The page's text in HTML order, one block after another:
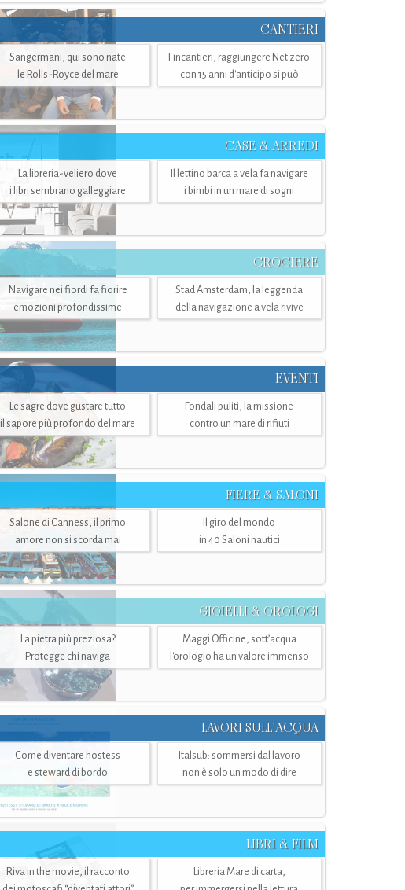
CANTIERI
Sangermani, qui sono nate
le Rolls-Royce del mare
Fincantieri, raggiungere Net zero
con 15 anni d'anticipo si può
CASE & ARREDI
La libreria-veliero dove
i libri sembrano galleggiare
Il lettino barca a vela fa navigare
i bimbi in un mare di sogni
CROCIERE
Navigare nei fiordi fa fiorire
emozioni profondissime
Stad Amsterdam, la leggenda
della navigazione a vela rivive
EVENTI
Le sagre dove gustare tutto
il sapore più profondo del mare
Fondali puliti, la missione
contro un mare di rifiuti
FIERE & SALONI
Salone di Canness, il primo
amore non si scorda mai
Il giro del mondo
in 40 Saloni nautici
GIOIELLI & OROLOGI
La pietra più preziosa?
Protegge chi naviga
Maggi Officine, sott’acqua
l'orologio ha un valore immenso
LAVORI SULL’ACQUA
Come diventare hostess
e steward di bordo
Italsub: sommersi dal lavoro
non è solo un modo di dire
LIBRI & FILM
Riva in the movie, il racconto
Libreria Mare di carta,